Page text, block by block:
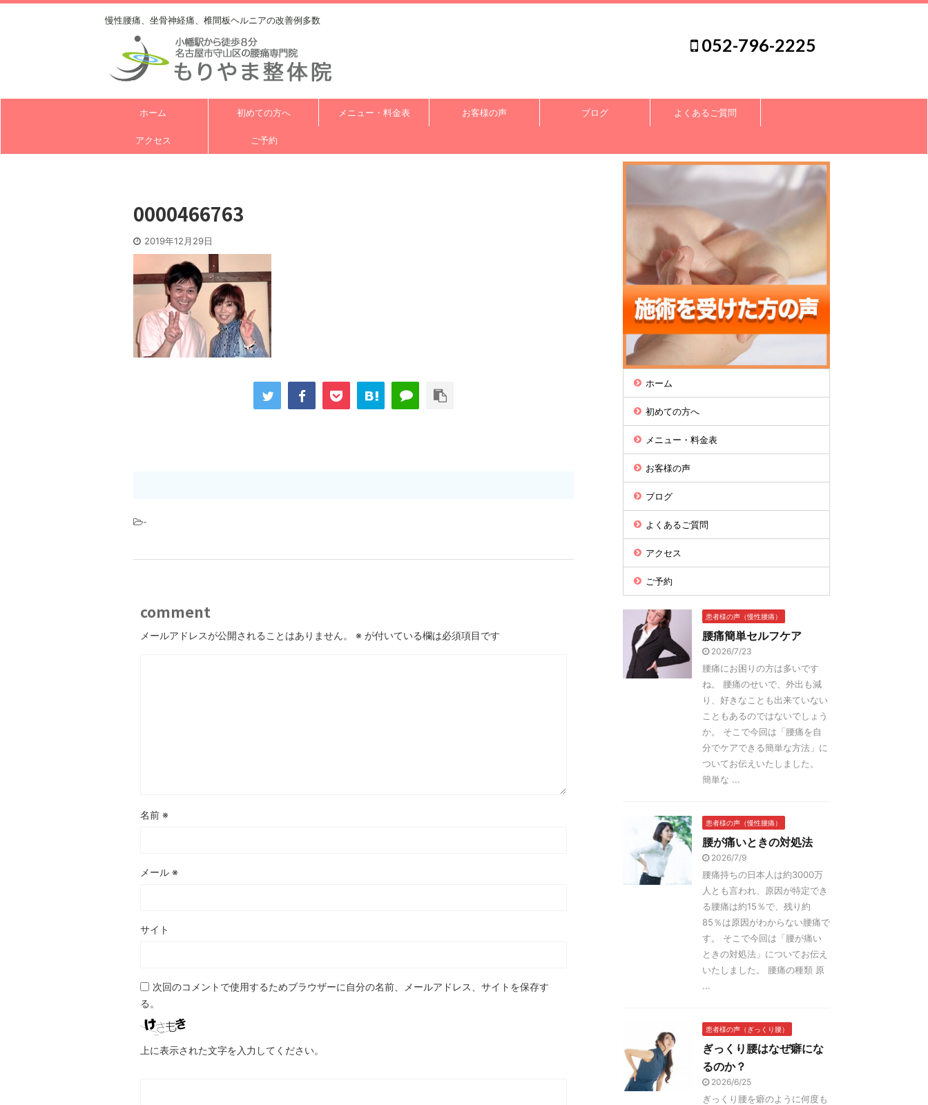
慢性腰痛、坐骨神経痛、椎間板ヘルニアの改善例多数
052-796-2225
ホーム 初めての方へ メニュー・料金表 お客様の声 ブログ よくあるご質問
アクセス ご予約
0000466763
2019年12月29日
-
comment
メールアドレスが公開されることはありません。 ※ が付いている欄は必須項目です
名前 ※
メール ※
サイト
次回のコメントで使用するためブラウザーに自分の名前、メールアドレス、サイトを保存す
る。
上に表示された文字を入力してください。
ホーム
初めての方へ
メニュー・料金表
お客様の声
ブログ
よくあるご質問
アクセス
ご予約
患者様の声（慢性腰痛）
腰痛簡単セルフケア
2026/7/23
腰痛にお困りの方は多いです
ね。 腰痛のせいで、外出も減
り、好きなことも出来ていない
こともあるのではないでしょう
か。 そこで今回は「腰痛を自
分でケアできる簡単な方法」に
ついてお伝えいたしました。
簡単な ...
患者様の声（慢性腰痛）
腰が痛いときの対処法
2026/7/9
腰痛持ちの日本人は約3000万
人とも言われ、原因が特定でき
る腰痛は約15％で、残り約
85％は原因がわからない腰痛で
す。 そこで今回は「腰が痛い
ときの対処法」についてお伝え
いたしました。 腰痛の種類 原
...
患者様の声（ぎっくり腰）
ぎっくり腰はなぜ癖にな
るのか？
2026/6/25
ぎっくり腰を癖のように何度も